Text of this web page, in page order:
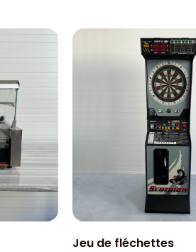
Jeu de fléchettes